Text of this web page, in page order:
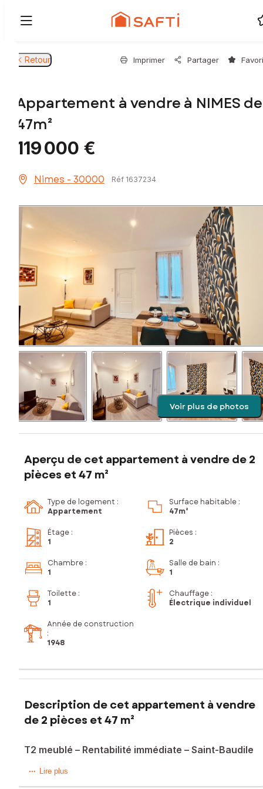
Retour Imprimer Partager
Appartement à vendre à NIMES de
47m²
119 000 €
Nimes - 30000 Réf 1637234
Voir plus de photos
Aperçu de cet appartement à vendre de 2
pièces et 47 m²
Type de logement :
Appartement
Surface habitable :
47m²
Étage :
1
Pièces :
2
Chambre :
1
Salle de bain :
1
Toilette :
1
Chauffage :
Électrique individuel
Année de construction
:
1948
Description de cet appartement à vendre
de 2 pièces et 47 m²
T2 meublé – Rentabilité immédiate – Saint-Baudile
À Nîmes, dans le quartier recherché de Saint-Baudile, à
Lire plus